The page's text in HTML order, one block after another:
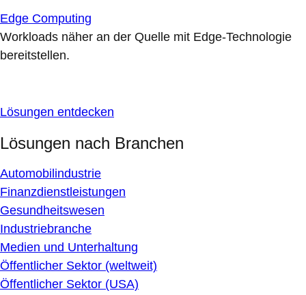
Edge Computing
Workloads näher an der Quelle mit Edge-Technologie
bereitstellen.
Lösungen entdecken
Lösungen nach Branchen
Automobilindustrie
Finanzdienstleistungen
Gesundheitswesen
Industriebranche
Medien und Unterhaltung
Öffentlicher Sektor (weltweit)
Öffentlicher Sektor (USA)